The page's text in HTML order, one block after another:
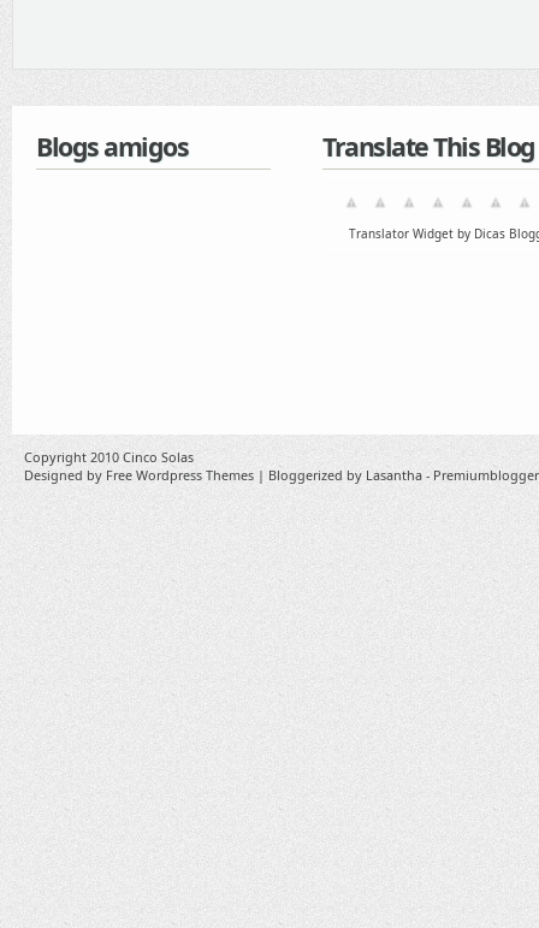
Blogs amigos Translate This Blog
Translator Widget by Dicas
Copyright 2010 Cinco Solas
Designed by Free Wordpress Themes | Bloggerized by Lasantha -